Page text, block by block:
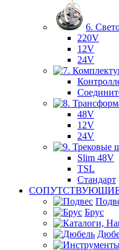
6.
220V
12V
24V
48V
12V
24V
Slim 48V
TSL
Стандарт
Брус